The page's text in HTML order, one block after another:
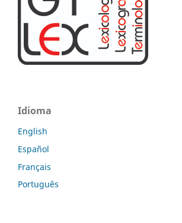
Idioma
English
Español
Français
Português